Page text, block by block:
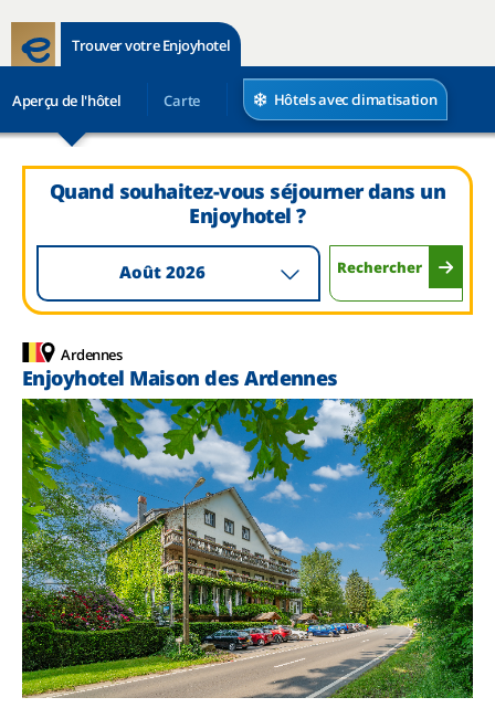
Trouver votre Enjoyhotel
Aperçu de l'hôtel Carte Hôtels avec climatisation
Quand souhaitez-vous séjourner dans un
Enjoyhotel ?
Août 2026 Rechercher
Ardennes
Enjoyhotel Maison des Ardennes